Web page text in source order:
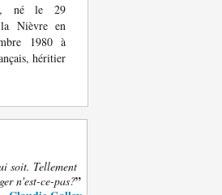
né le 29
Nièvre en
1980 à
héritier
soit. Tellement
n'est-ce-pas?”